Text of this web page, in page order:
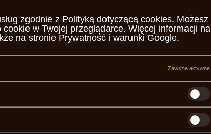
zużycie
zgodnie z Polityką dotyczącą cookies. Możesz
w Twojej przeglądarce. Więcej informacji na
na stronie Prywatność i warunki Google.
Zawsze aktywne